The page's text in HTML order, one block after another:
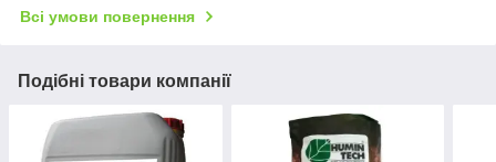
Всі умови повернення
Подібні товари компанії